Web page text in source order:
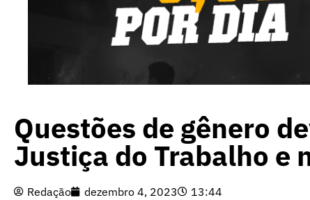
Questões de gênero
Justiça do Trabalho e
Redação dezembro 4, 2023 13:44